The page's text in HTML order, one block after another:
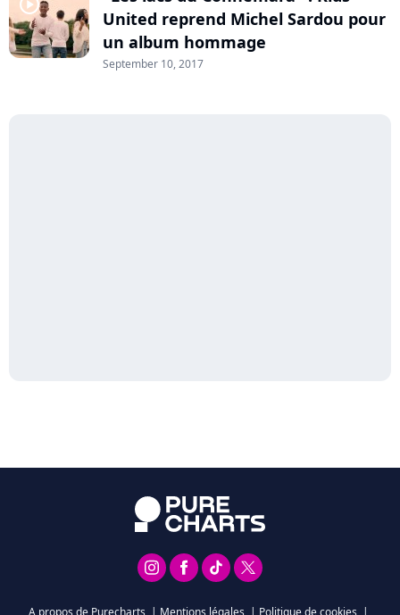
United reprend Michel Sardou pour
un album hommage
September 10, 2017
A propos de Purecharts | Mentions légales | Politique de cookies |